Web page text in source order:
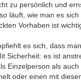
zu persönlich und
läuft, wie man es
Vorhaben ist
es sich, dass
Sicherheit: es ist
Einzelperson als
oder einen mit